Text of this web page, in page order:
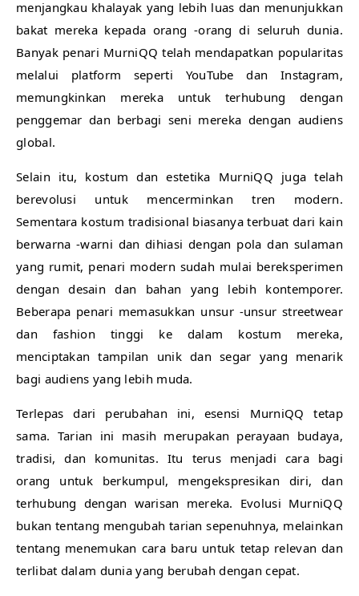
menjangkau khalayak yang lebih luas dan menunjukkan
bakat mereka kepada orang -orang di seluruh dunia.
Banyak penari MurniQQ telah mendapatkan popularitas
melalui platform seperti YouTube dan Instagram,
memungkinkan mereka untuk terhubung dengan
penggemar dan berbagi seni mereka dengan audiens
global.
Selain itu, kostum dan estetika MurniQQ juga telah
berevolusi untuk mencerminkan tren modern.
Sementara kostum tradisional biasanya terbuat dari kain
berwarna -warni dan dihiasi dengan pola dan sulaman
yang rumit, penari modern sudah mulai bereksperimen
dengan desain dan bahan yang lebih kontemporer.
Beberapa penari memasukkan unsur -unsur streetwear
dan fashion tinggi ke dalam kostum mereka,
menciptakan tampilan unik dan segar yang menarik
bagi audiens yang lebih muda.
Terlepas dari perubahan ini, esensi MurniQQ tetap
sama. Tarian ini masih merupakan perayaan budaya,
tradisi, dan komunitas. Itu terus menjadi cara bagi
orang untuk berkumpul, mengekspresikan diri, dan
terhubung dengan warisan mereka. Evolusi MurniQQ
bukan tentang mengubah tarian sepenuhnya, melainkan
tentang menemukan cara baru untuk tetap relevan dan
terlibat dalam dunia yang berubah dengan cepat.